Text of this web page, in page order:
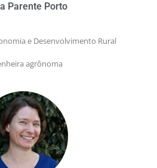
Parente Porto
e Desenvolvimento Rural
agrônoma